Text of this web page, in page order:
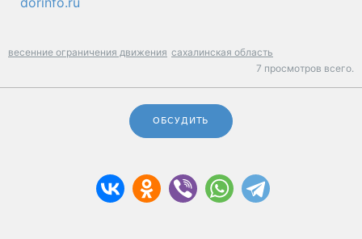
весенние ограничения движения сахалинская область
7 просмотров всего.
ОБСУДИТЬ